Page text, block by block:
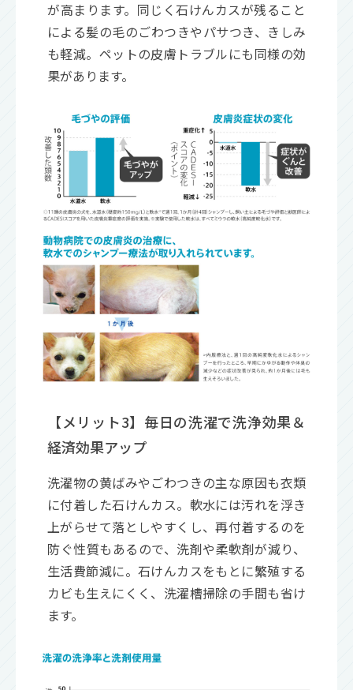
が高まります。同じく石けんカスが残ること
による髪の毛のごわつきやパサつき、きしみ
も軽減。ペットの皮膚トラブルにも同様の効
果があります。
【メリット3】毎日の洗濯で洗浄効果＆
経済効果アップ
洗濯物の黄ばみやごわつきの主な原因も衣類
に付着した石けんカス。軟水には汚れを浮き
上がらせて落としやすくし、再付着するのを
防ぐ性質もあるので、洗剤や柔軟剤が減り、
生活費節減に。石けんカスをもとに繁殖する
カビも生えにくく、洗濯槽掃除の手間も省け
ます。